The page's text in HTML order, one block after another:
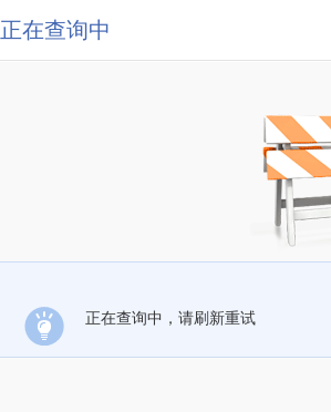
正在查询中
正在查询中，请刷新重试